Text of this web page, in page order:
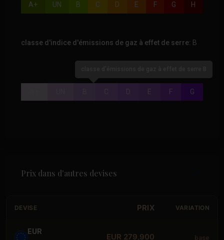
A+ UN B C D E F G H
classe d'indice d'émissions de gaz à effet de serre: B
D E F G
Prix dans d'autres devises
DEVISE PRIX VARIATION
EUR
EUR 279,900 base